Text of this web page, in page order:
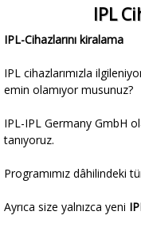
IPL
IPL-Cihazlarını kiralama
IPL cihazlarımızla
emin olamıyor musunuz?
IPL-IPL Germany GmbH
tanıyoruz.
Programımız dâhilindeki
Ayrıca size yalnızca yeni